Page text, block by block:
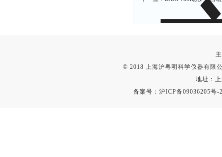
© 2018 上海沪粤明科学仪器有限
地址：
备案号：沪ICP备09036205号-